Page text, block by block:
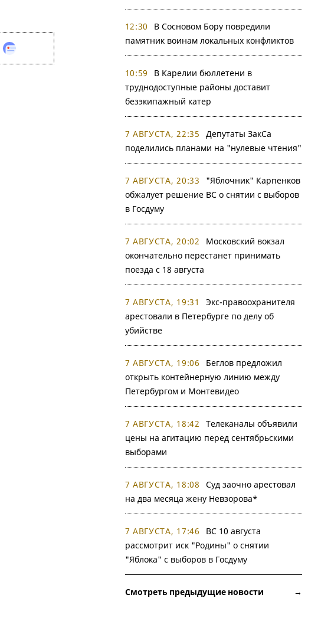
12:30
В Сосновом Бору повредили
памятник воинам локальных конфликтов
10:59
В Карелии бюллетени в
труднодоступные районы доставит
безэкипажный катер
7 АВГУСТА, 22:35
Депутаты ЗакСа
поделились планами на "нулевые чтения"
7 АВГУСТА, 20:33
"Яблочник" Карпенков
обжалует решение ВС о снятии с выборов
в Госдуму
7 АВГУСТА, 20:02
Московский вокзал
окончательно перестанет принимать
поезда с 18 августа
7 АВГУСТА, 19:31
Экс-правоохранителя
арестовали в Петербурге по делу об
убийстве
7 АВГУСТА, 19:06
Беглов предложил
открыть контейнерную линию между
Петербургом и Монтевидео
7 АВГУСТА, 18:42
Телеканалы объявили
цены на агитацию перед сентябрьскими
выборами
7 АВГУСТА, 18:08
Суд заочно арестовал
на два месяца жену Невзорова*
7 АВГУСТА, 17:46
ВС 10 августа
рассмотрит иск "Родины" о снятии
"Яблока" с выборов в Госдуму
Смотреть предыдущие новости →